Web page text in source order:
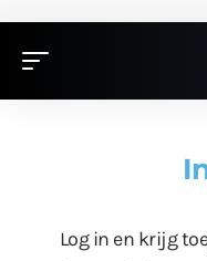
Log in en krijg